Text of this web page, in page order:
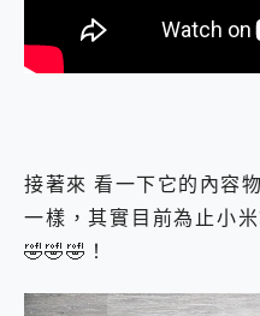
接著來 看一下它的內容
一樣，其實目前為止小
🤣🤣🤣！